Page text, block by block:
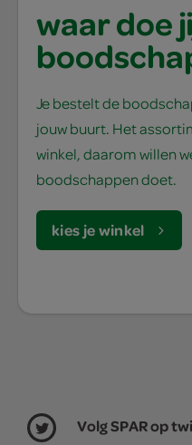
waar doe
Je bestelt de
jouw buurt. Het
winkel, daarom willen
boodschappen doet.
kies je winkel
Volg SPAR op